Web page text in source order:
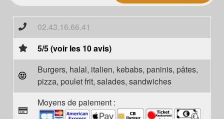
02.43.16.66.41
5/5 (voir les 10 avis)
Burgers, halal, italien, kebabs, paninis, pâtes,
pizza, poulet frit, salades, sandwiches
Moyens de paiement :